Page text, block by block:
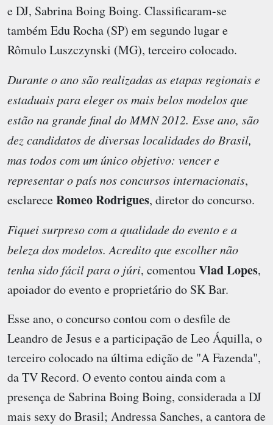
e DJ, Sabrina Boing Boing. Classificaram-se
também Edu Rocha (SP) em segundo lugar e
Rômulo Luszczynski (MG), terceiro colocado.
Durante o ano são realizadas as etapas regionais e
estaduais para eleger os mais belos modelos que
estão na grande final do MMN 2012. Esse ano, são
dez candidatos de diversas localidades do Brasil,
mas todos com um único objetivo: vencer e
representar o país nos concursos internacionais,
esclareceRomeo Rodrigues, diretor do concurso.
Fiquei surpreso com a qualidade do evento e a
beleza dos modelos. Acredito que escolher não
tenha sido fácil para o júri, comentouVlad Lopes,
apoiador do evento e proprietário do SK Bar.
Esse ano, o concurso contou com o desfile de
Leandro de Jesus e a participação de Leo Áquilla, o
terceiro colocado na última edição de "A Fazenda",
da TV Record. O evento contou ainda com a
presença de Sabrina Boing Boing, considerada a DJ
mais sexy do Brasil; Andressa Sanches, a cantora de